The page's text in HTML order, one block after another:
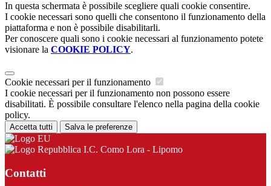
In questa schermata è possibile scegliere quali cookie consentire.
I cookie necessari sono quelli che consentono il funzionamento della
piattaforma e non è possibile disabilitarli.
Per conoscere quali sono i cookie necessari al funzionamento potete
visionare la COOKIE POLICY.
Cookie necessari per il funzionamento
I cookie necessari per il funzionamento non possono essere
disabilitati. È possibile consultare l'elenco nella pagina della cookie
policy.
Accetta tutti Salva le preferenze
I.C. Como Lora - Lipomo
Contatti